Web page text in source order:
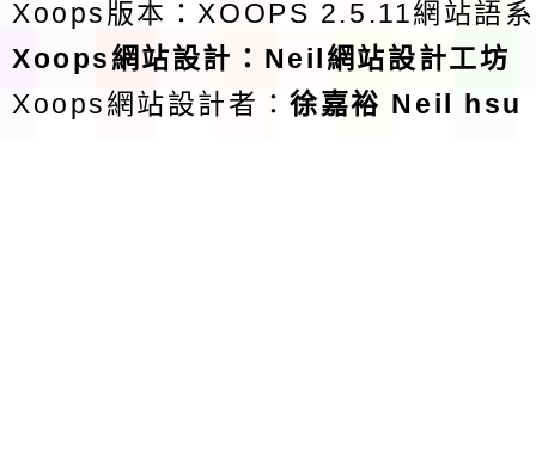
Xoops版本：XOOPS 2.5.11網站語
Xoops網站設計 ： Neil網站設計工坊
Xoops網站設計者：徐嘉裕 Neil hsu